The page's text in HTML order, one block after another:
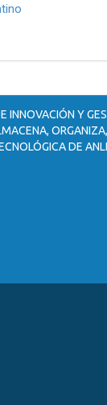
INNOVACIÓN Y
DE